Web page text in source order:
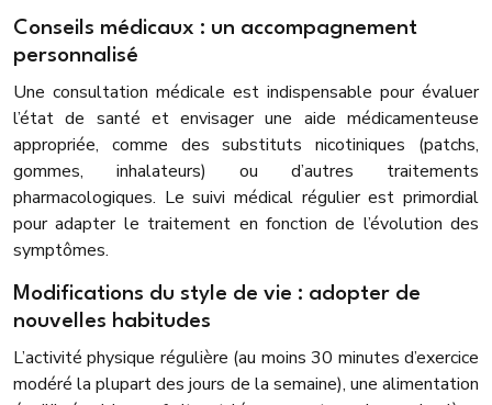
Conseils médicaux : un accompagnement
personnalisé
Une consultation médicale est indispensable pour évaluer
l’état de santé et envisager une aide médicamenteuse
appropriée, comme des substituts nicotiniques (patchs,
gommes, inhalateurs) ou d’autres traitements
pharmacologiques. Le suivi médical régulier est primordial
pour adapter le traitement en fonction de l’évolution des
symptômes.
Modifications du style de vie : adopter de
nouvelles habitudes
L’activité physique régulière (au moins 30 minutes d’exercice
modéré la plupart des jours de la semaine), une alimentation